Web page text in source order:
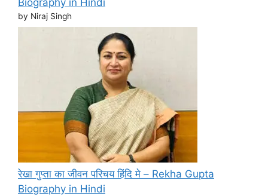
by Niraj Singh
रेखा गुप्ता का जीवन परिचय हिंदि मे – Rekha Gupta
Biography in Hindi